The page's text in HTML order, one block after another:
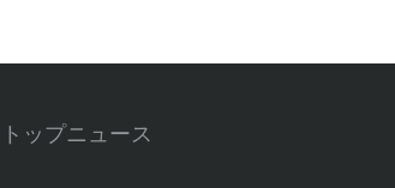
トップニュース